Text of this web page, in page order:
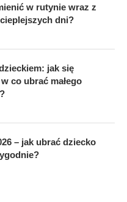
w rutynie wraz z
dni?
jak się
co ubrać małego
– jak ubrać dziecko